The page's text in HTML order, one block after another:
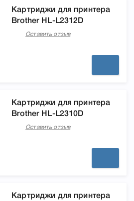
Картриджи для принтера
Brother HL-L2312D
Оставить отзыв
Картриджи для принтера
Brother HL-L2310D
Оставить отзыв
Картриджи для принтера